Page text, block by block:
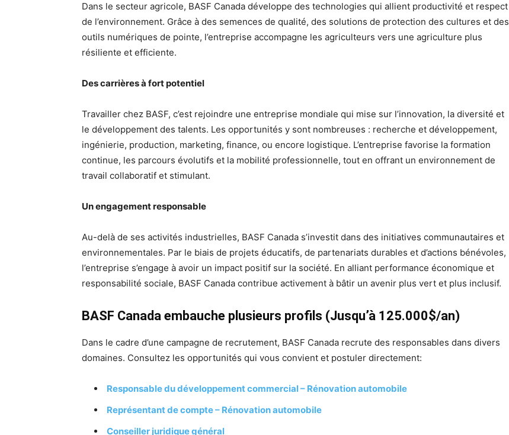
Dans le secteur agricole, BASF Canada développe des technologies qui allient productivité et respect
de l’environnement. Grâce à des semences de qualité, des solutions de protection des cultures et des
outils numériques de pointe, l’entreprise accompagne les agriculteurs vers une agriculture plus
résiliente et efficiente.
Des carrières à fort potentiel
Travailler chez BASF, c’est rejoindre une entreprise mondiale qui mise sur l’innovation, la diversité et
le développement des talents. Les opportunités y sont nombreuses : recherche et développement,
ingénierie, production, marketing, finance, ou encore logistique. L’entreprise favorise la formation
continue, les parcours évolutifs et la mobilité professionnelle, tout en offrant un environnement de
travail collaboratif et stimulant.
Un engagement responsable
Au-delà de ses activités industrielles, BASF Canada s’investit dans des initiatives communautaires et
environnementales. Par le biais de projets éducatifs, de partenariats durables et d’actions bénévoles,
l’entreprise s’engage à avoir un impact positif sur la société. En alliant performance économique et
responsabilité sociale, BASF Canada contribue activement à bâtir un avenir plus vert et plus inclusif.
BASF Canada embauche plusieurs profils (Jusqu’à 125.000$/an)
Dans le cadre d’une campagne de recrutement, BASF Canada recrute des responsables dans divers
domaines. Consultez les opportunités qui vous convient et postuler directement:
Responsable du développement commercial – Rénovation automobile
Représentant de compte – Rénovation automobile
Conseiller juridique général